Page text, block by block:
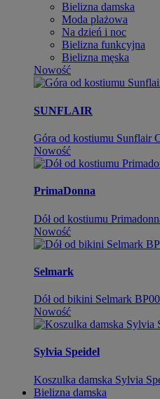
Bielizna damska
Moda plażowa
Na dzień i noc
Bielizna funkcyjna
Bielizna męska
Nowość
SUNFLAIR
Góra od kostiumu Sunflair
Nowość
PrimaDonna
Dół od kostiumu
Nowość
Selmark
Dół od bikini Selmark
Nowość
Sylvia Speidel
Koszulka damska Sylvia
Bielizna damska